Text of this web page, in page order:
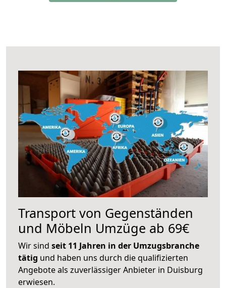
Transport von Gegenständen
und Möbeln Umzüge ab 69€
Wir sind seit 11 Jahren in der Umzugsbranche
tätig und haben uns durch die qualifizierten
Angebote als zuverlässiger Anbieter in Duisburg
erwiesen.